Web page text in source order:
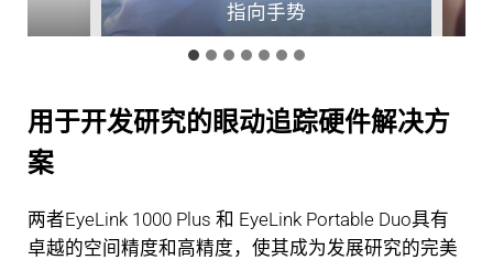
指向手势
用于开发研究的眼动追踪硬件解决方
案
两者EyeLink 1000 Plus 和 EyeLink Portable Duo具有
卓越的空间精度和高精度，使其成为发展研究的完美